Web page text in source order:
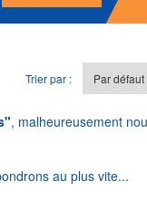
Trier par :
, malheureusement
au plus vite...